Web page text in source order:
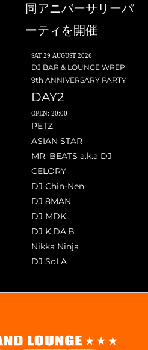
同アニバーサリーパ
ーティを開催
SAT 29 AUGUST 2026
DJ BAR & LOUNGE WREP
9th ANNIVERSARY PARTY
DAY2
OPEN: 20:00
PETZ
ASIAN STAR
MR. BEATS a.k.a DJ
CELORY
DJ Chin-Nen
DJ 8MAN
DJ MDK
DJ K.DA.B
Nikka Ninja
DJ $oLA